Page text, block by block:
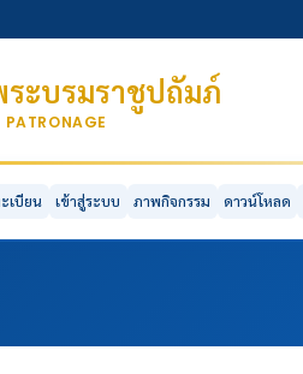
ะบรมราชูปถัมภ์
PATRONAGE
เบียน เข้าสู่ระบบ ภาพกิจกรรม ดาวน์โหลด